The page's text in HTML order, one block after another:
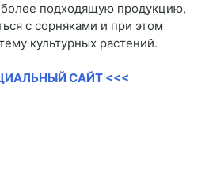
подходящую продукцию,
с сорняками и при этом
культурных растений.
САЙТ <<<